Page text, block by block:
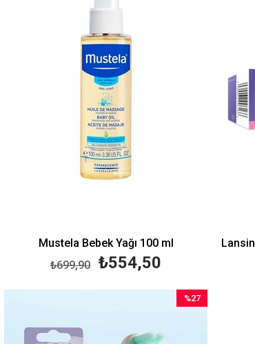
Mustela Bebek Yağı 100 ml
₺554,50
₺699,90
%27